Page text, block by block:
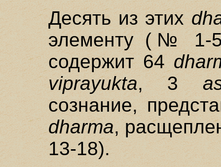
Десять из этих
элементу (№ 1-
содержит 64
viprayukta, 3
сознание,
dharma,
13-18).